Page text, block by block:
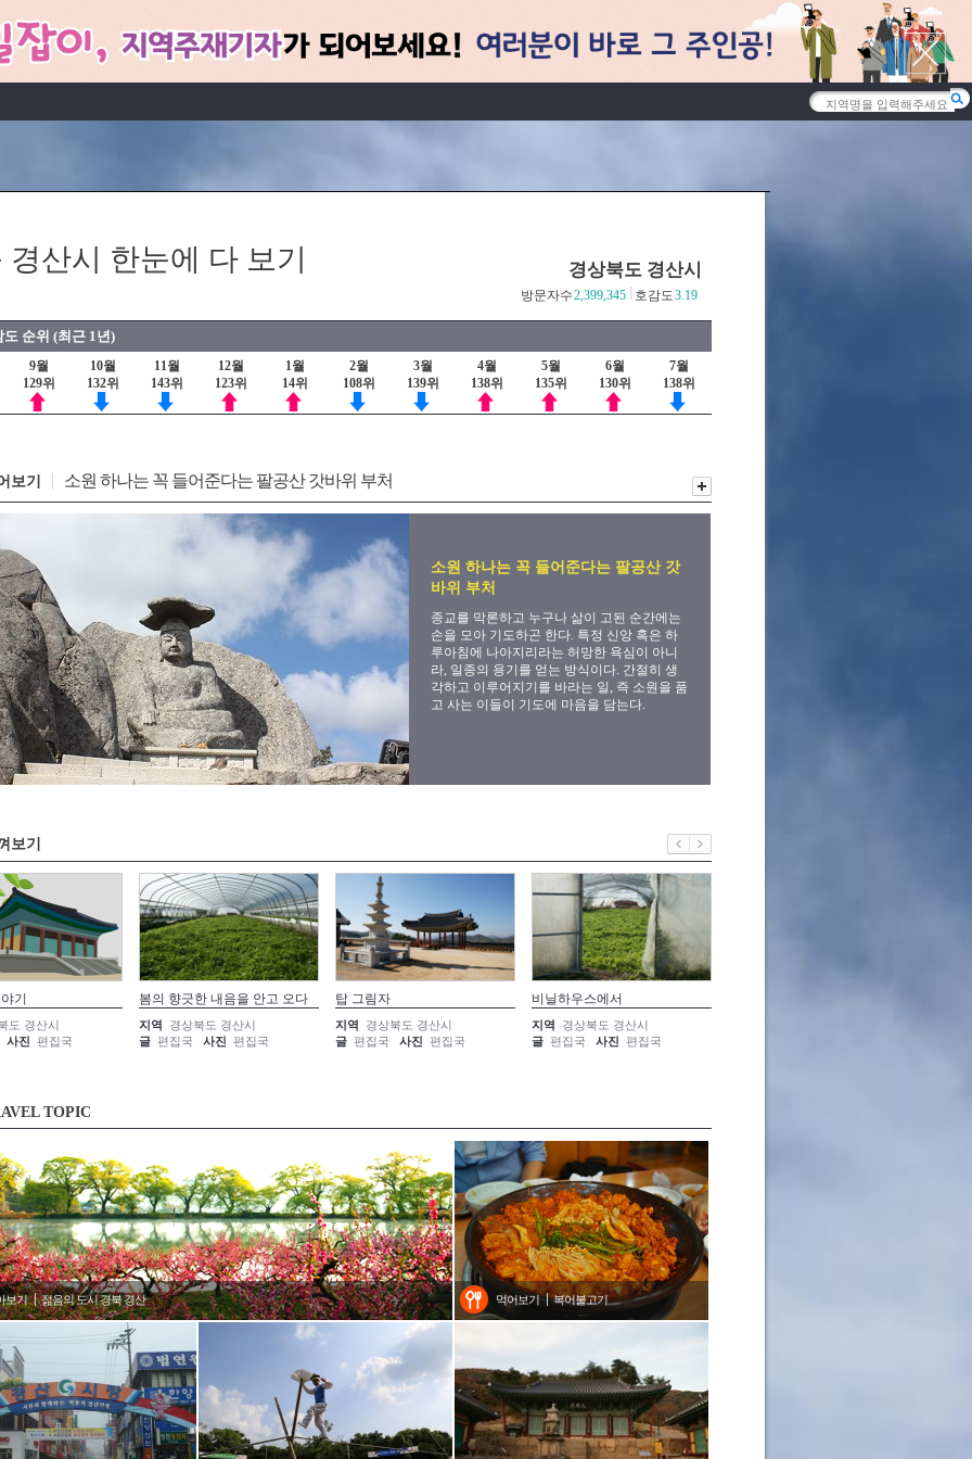
경산시 한눈에 다 보기 경상북도 경산시
호감도3.19
방문자수2,399,345
순위 (최근 1년)
9월
129위
10월
132위
11월
143위
12월
123위
1월
14위
2월
108위
3월
139위
4월
138위
5월
135위
6월
130위
7월
138위
보기 소원 하나는 꼭 들어준다는 팔공산 갓바위 부처
소원 하나는 꼭 들어준다는 팔공산 갓
바위 부처
종교를 막론하고 누구나 삶이 고된 순간에는
손을 모아 기도하곤 한다. 특정 신앙 혹은 하
루아침에 나아지리라는 허망한 욕심이 아니
라, 일종의 용기를 얻는 방식이다. 간절히 생
각하고 이루어지기를 바라는 일, 즉 소원을 품
고 사는 이들이 기도에 마음을 담는다.
보기
기
도 경산시
진 편집국
봄의 향긋한 내음을 안고 오다
지역
경상북도 경산시
글 편집국 사진 편집국
탑 그림자
지역
경상북도 경산시
글 편집국 사진 편집국
비닐하우스에서
지역
경상북도 경산시
글 편집국 사진 편집국
TOPIC
보기 젊음의 도시 경북 경산 먹어보기 복어불고기